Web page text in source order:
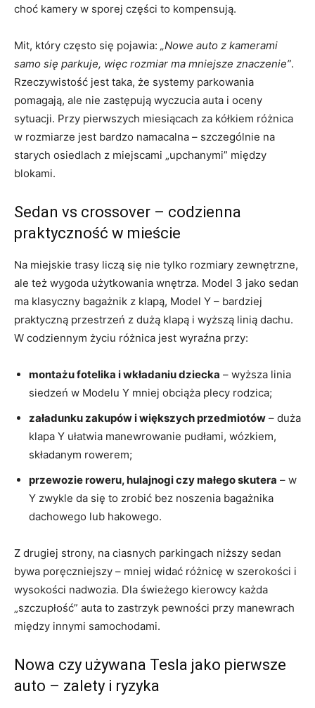
choć kamery w sporej części to kompensują.
Mit, który często się pojawia: „Nowe auto z kamerami
samo się parkuje, więc rozmiar ma mniejsze znaczenie”.
Rzeczywistość jest taka, że systemy parkowania
pomagają, ale nie zastępują wyczucia auta i oceny
sytuacji. Przy pierwszych miesiącach za kółkiem różnica
w rozmiarze jest bardzo namacalna – szczególnie na
starych osiedlach z miejscami „upchanymi” między
blokami.
Sedan vs crossover – codzienna
praktyczność w mieście
Na miejskie trasy liczą się nie tylko rozmiary zewnętrzne,
ale też wygoda użytkowania wnętrza. Model 3 jako sedan
ma klasyczny bagażnik z klapą, Model Y – bardziej
praktyczną przestrzeń z dużą klapą i wyższą linią dachu.
W codziennym życiu różnica jest wyraźna przy:
montażu fotelika i wkładaniu dziecka – wyższa linia
siedzeń w Modelu Y mniej obciąża plecy rodzica;
załadunku zakupów i większych przedmiotów – duża
klapa Y ułatwia manewrowanie pudłami, wózkiem,
składanym rowerem;
przewozie roweru, hulajnogi czy małego skutera – w
Y zwykle da się to zrobić bez noszenia bagażnika
dachowego lub hakowego.
Z drugiej strony, na ciasnych parkingach niższy sedan
bywa poręczniejszy – mniej widać różnicę w szerokości i
wysokości nadwozia. Dla świeżego kierowcy każda
„szczupłość” auta to zastrzyk pewności przy manewrach
między innymi samochodami.
Nowa czy używana Tesla jako pierwsze
auto – zalety i ryzyka